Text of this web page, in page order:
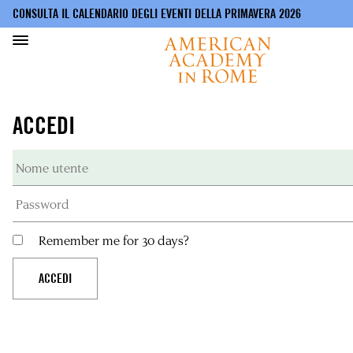
contenuto
principale
CONSULTA IL CALENDARIO DEGLI EVENTI DELLA PRIMAVERA 2026
ACCEDI
Remember me for 30 days?